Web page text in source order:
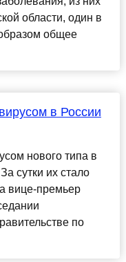
области, один в
общее
в России
нового типа в
сутки их стало
вице-премьер
по